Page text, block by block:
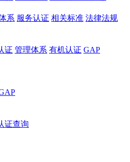
系 服务认证 相关标准 法律法规
证 管理体系 有机认证 GAP
证查询